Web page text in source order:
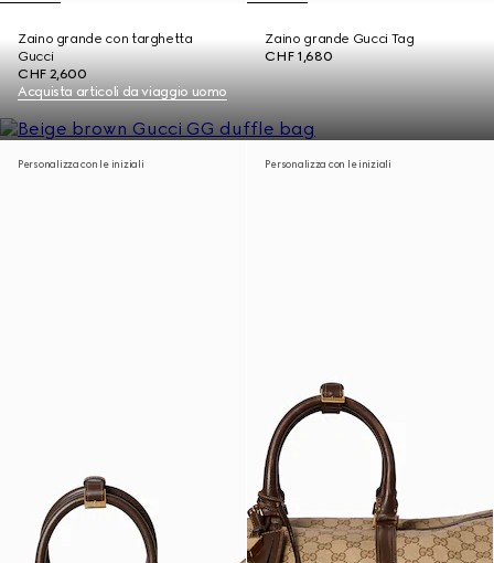
Zaino grande con targhetta
Gucci
CHF 2,600
Zaino grande Gucci Tag
CHF 1,680
Acquista articoli da viaggio uomo
Personalizza con le iniziali Personalizza con le iniziali